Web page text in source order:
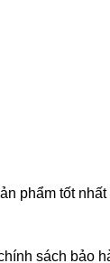
phẩm tốt nhất
sách bảo